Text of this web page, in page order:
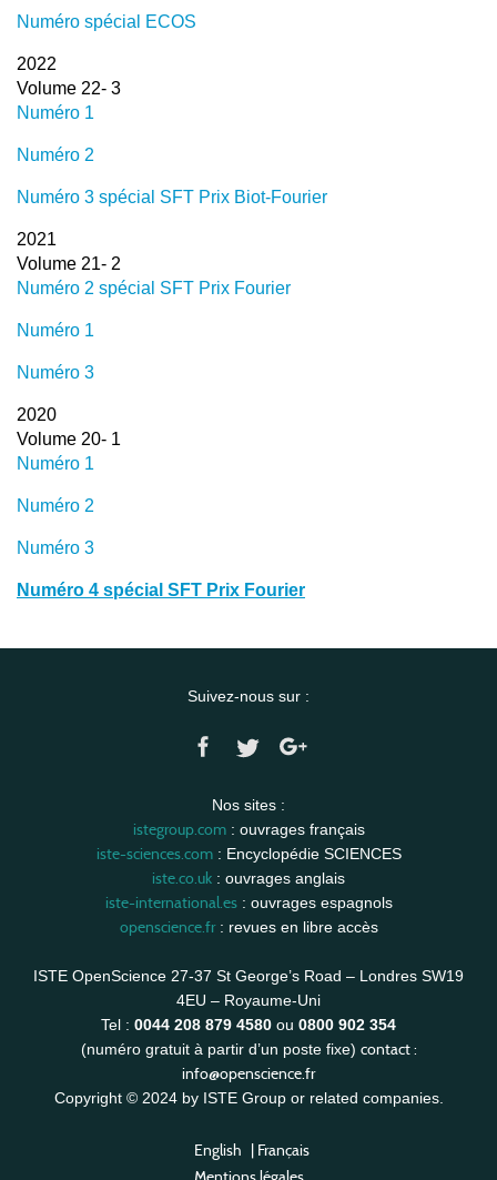
Numéro spécial ECOS
2022
Volume 22- 3
Numéro 1
Numéro 2
Numéro 3 spécial SFT Prix Biot-Fourier
2021
Volume 21- 2
Numéro 2 spécial SFT Prix Fourier
Numéro 1
Numéro 3
2020
Volume 20- 1
Numéro 1
Numéro 2
Numéro 3
Numéro 4 spécial SFT Prix Fourier
Suivez-nous sur :
Nos sites :
istegroup.com: ouvrages français
iste-sciences.com: Encyclopédie SCIENCES
iste.co.uk : ouvrages anglais
iste-international.es: ouvrages espagnols
openscience.fr: revues en libre accès
ISTE OpenScience 27-37 St George’s Road – Londres SW19
4EU – Royaume-Uni
Tel : 0044 208 879 4580 ou 0800 902 354
(numéro gratuit à partir d’un poste fixe) contact :
info@openscience.fr
Copyright © 2024 by ISTE Group or related companies.
English | Français